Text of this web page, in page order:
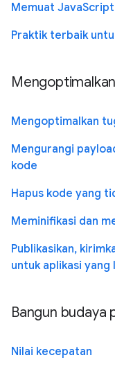
Memuat
Praktik terbaik
Mengoptimalkan
Mengurangi
kode
Hapus kode yang
Meminifikasi dan
Publikasikan,
untuk aplikasi
Bangun budaya
Nilai kecepatan